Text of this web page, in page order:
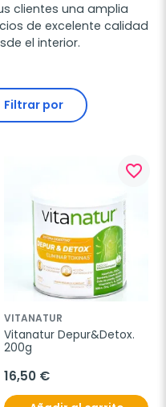
clientes una amplia
de excelente calidad
el interior.
Filtrar por
favorite_border
VITANATUR
Vitanatur Depur&Detox.
200g
16,50 €